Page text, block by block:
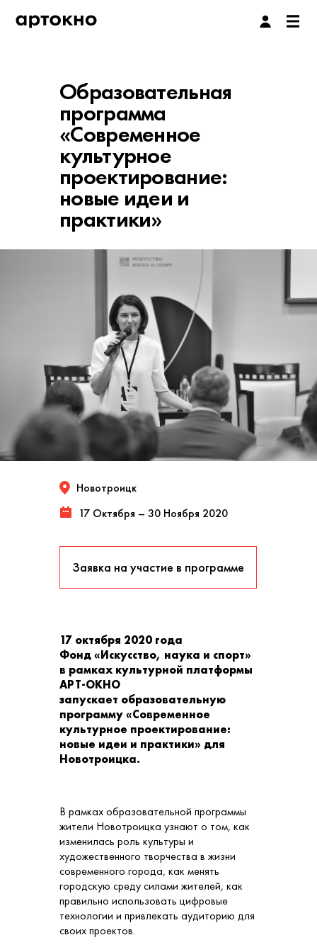
Образовательная
программа
«Современное
культурное
проектирование:
новые идеи и
практики»
Новотроицк
17 Октября – 30 Ноября 2020
Заявка на участие в программе
17 октября 2020 года
Фонд «Искусство, наука и спорт»
в рамках культурной платформы
АРТ-ОКНО
запускает образовательную
программу «Современное
культурное проектирование:
новые идеи и практики» для
Новотроицка.
В рамках образовательной программы
жители Новотроицка узнают о том, как
изменилась роль культуры и
художественного творчества в жизни
современного города, как менять
городскую среду силами жителей, как
правильно использовать цифровые
технологии и привлекать аудиторию для
своих проектов.